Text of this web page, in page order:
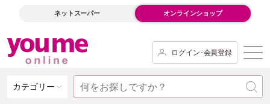
ネットスーパー オンラインショップ
ログイン･会員登録
カテゴリー